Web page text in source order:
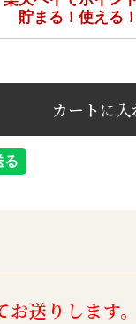
お送りします。